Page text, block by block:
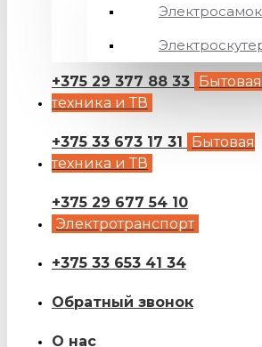
+375 29 377 88 33 Бытовая
техника и ТВ
+375 33 673 17 31
Бытовая
техника и ТВ
+375 29 677 54 10
Электротранспорт
+375 33 653 41 34
Обратный звонок
О нас